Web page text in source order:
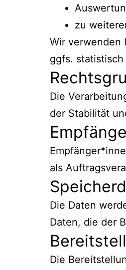
zu
Wir verwenden
ggfs.
Die
der Stabilität
als
Die Daten
Daten, die der
Die